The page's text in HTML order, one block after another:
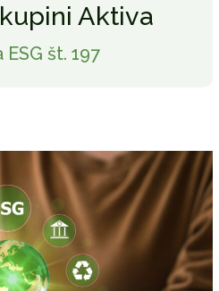
Aktiva
ESG št. 197